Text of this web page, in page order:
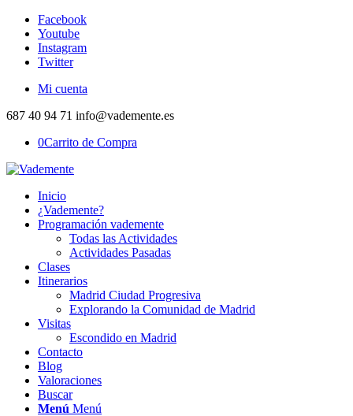
Facebook
Youtube
Instagram
Twitter
Mi cuenta
687 40 94 71 info@vademente.es
0Carrito de Compra
Inicio
¿Vademente?
Programación vademente
Todas las Actividades
Actividades Pasadas
Clases
Itinerarios
Madrid Ciudad Progresiva
Explorando la Comunidad de Madrid
Visitas
Escondido en Madrid
Contacto
Blog
Valoraciones
Buscar
Menú Menú